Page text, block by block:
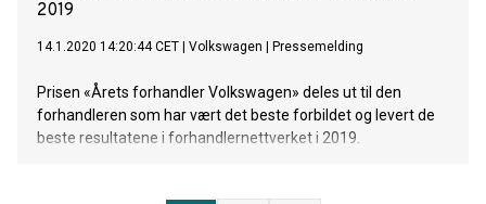
2019
14.1.2020 14:20:44 CET Volkswagen Pressemelding
Prisen «Årets forhandler Volkswagen» deles ut til den
forhandleren som har vært det beste forbildet og levert de
beste resultatene i forhandlernettverket i 2019.